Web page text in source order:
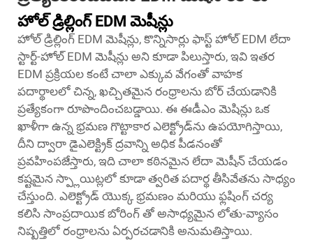
హోల్ డ్రిల్లింగ్ EDM మెషీన్లు
హోల్ డ్రిల్లింగ్ EDM మెషీన్లు, కొన్నిసార్లు ఫాస్ట్ హోల్ EDM లేదా
స్టార్ట్-హోల్ EDM మెషీన్లు అని కూడా పిలుస్తారు, ఇవి ఇతర
EDM ప్రక్రియల కంటే చాలా ఎక్కువ వేగంతో వాహక
పదార్థాలలో చిన్న, ఖచ్చితమైన రంధ్రాలను బోర్ చేయడానికి
ప్రత్యేకంగా రూపొందించబడ్డాయి. ఈ ఈడీఎం మెషిన్లు ఒక
ఖాళీగా ఉన్న భ్రమణ గొట్టాకార ఎలెక్ట్రోడ్‌ను ఉపయోగిస్తాయి,
దీని ద్వారా డైఎలెక్ట్రిక్ ద్రవాన్ని అధిక పీడనంతో
ప్రవహింపజేస్తారు, ఇది చాలా కఠినమైన లేదా మెషీన్ చేయడం
కష్టమైన స్ప్లాయిట్లలో కూడా త్వరిత పదార్థ తీసివేతను సాధ్యం
చేస్తుంది. ఎలెక్ట్రోడ్ యొక్క భ్రమణం మరియు ఫ్లషింగ్ చర్య
కలిసి సాంప్రదాయిక బోరింగ్ తో అసాధ్యమైన లోతు-వ్యాసం
నిష్పత్తిలో రంధ్రాలను ఏర్పరచడానికి అనుమతిస్తాయి.